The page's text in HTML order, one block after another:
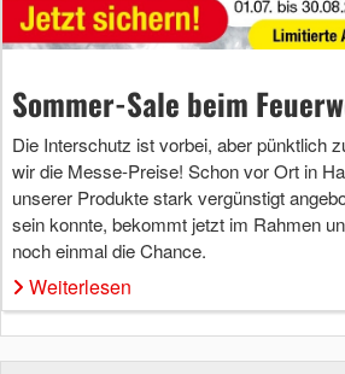
Sommer-Sale beim
Die Interschutz ist vorbei, aber pünktlich
wir die Messe-Preise! Schon vor Ort in
unserer Produkte stark vergünstigt
sein konnte, bekommt jetzt im Rahmen
noch einmal die Chance.
Weiterlesen